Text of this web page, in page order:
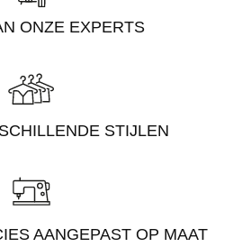
ONZE EXPERTS
STIJLEN
AANGEPAST OP MAAT